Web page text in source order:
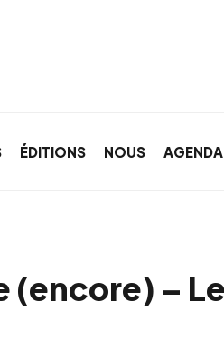
ÉDITIONS NOUS AGENDA
(encore) –